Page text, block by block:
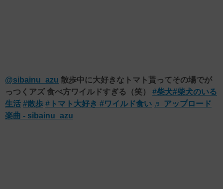
@sibainu_azu 散歩中に大好きなトマト貰ってその場でが
っつくアズ 食べ方ワイルドすぎる（笑） #柴犬#柴犬のいる
生活 #散歩 #トマト大好き #ワイルド食い ♬ アップロード
楽曲 - sibainu_azu